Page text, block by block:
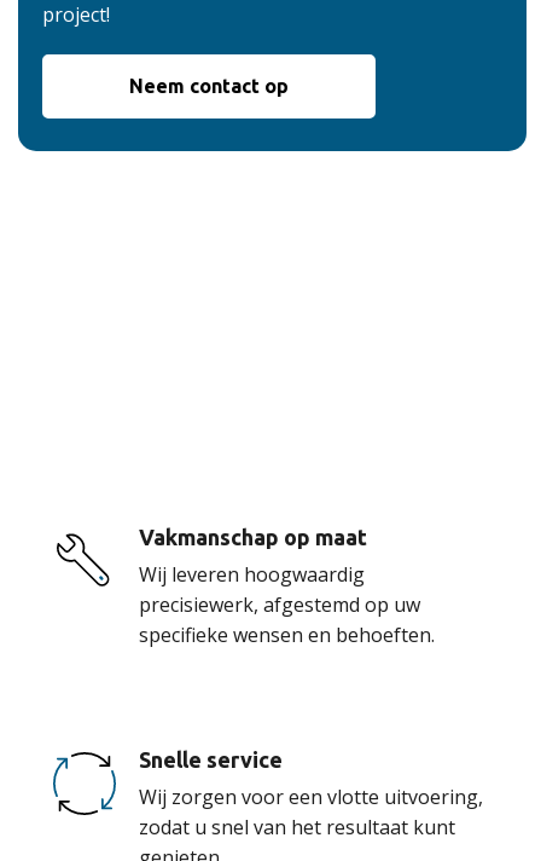
project!
Neem contact op
Vakmanschap op maat
Wij leveren hoogwaardig
precisiewerk, afgestemd op uw
specifieke wensen en behoeften.
Snelle service
Wij zorgen voor een vlotte uitvoering,
zodat u snel van het resultaat kunt